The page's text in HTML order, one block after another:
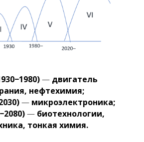
— двигатель
нефтехимия;
— микроэлектроника;
— биотехнологии,
тонкая химия.